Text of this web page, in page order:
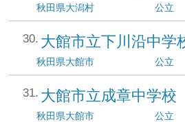
秋田県大潟村 公立
大館市立下川沿中学
秋田県大館市 公立
大館市立成章中学校
秋田県大館市 公立